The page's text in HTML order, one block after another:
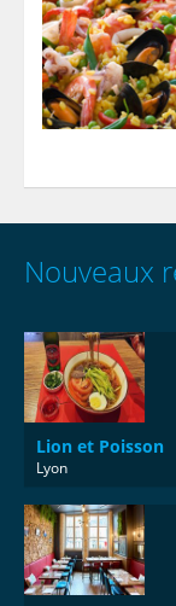
Nouveaux
Lion et Poisson
Lyon